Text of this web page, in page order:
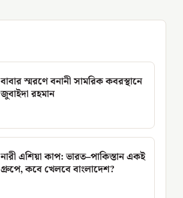
বাবার স্মরণে বনানী সামরিক কবরস্থানে
জুবাইদা রহমান
নারী এশিয়া কাপ: ভারত–পাকিস্তান একই
গ্রুপে, কবে খেলবে বাংলাদেশ?